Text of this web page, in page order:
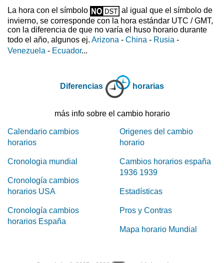
La hora con el símbolo
al igual que el símbolo de
invierno, se corresponde con la hora estándar UTC / GMT,
con la diferencia de que no varía el huso horario durante
todo el año, algunos ej. Arizona - China - Rusia -
Venezuela - Ecuador...
Diferencias horarias
más info sobre el cambio horario
Calendario cambios
horarios
Cronologia mundial
Cronología cambios
horarios USA
Cronología cambios
horarios España
Origenes del cambio
horario
Cambios horarios españa
1936 1939
Estadísticas
Pros y Contras
Mapa horario Mundial